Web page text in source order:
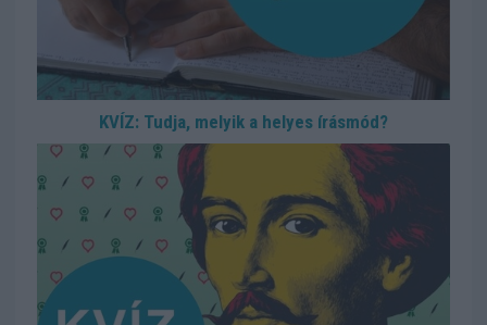
KVÍZ: Tudja, melyik a helyes írásmód?